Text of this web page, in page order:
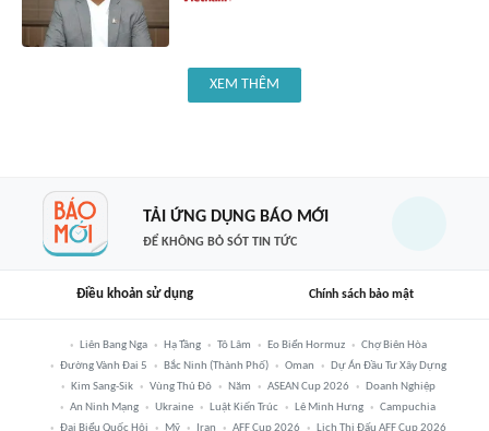
XEM THÊM
TẢI ỨNG DỤNG BÁO MỚI
ĐỂ KHÔNG BỎ SÓT TIN TỨC
Điều khoản sử dụng Chính sách bảo mật
Liên Bang Nga Hạ Tầng Tô Lâm Eo Biển Hormuz
Chợ Biên Hòa
Đường Vành Đai 5
Bắc Ninh (thành Phố) Oman
Dự Án Đầu Tư Xây Dựng
Kim Sang-Sik
Vùng Thủ Đô Năm ASEAN Cup 2026
Doanh Nghiệp
An Ninh Mạng
Ukraine Luật Kiến Trúc Lê Minh Hưng
Campuchia
Đại Biểu Quốc Hội
Mỹ Iran AFF Cup 2026 Lịch Thi Đấu AFF Cup 2026